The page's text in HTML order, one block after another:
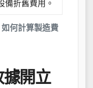
何計算製造費
備折舊費用。
開立